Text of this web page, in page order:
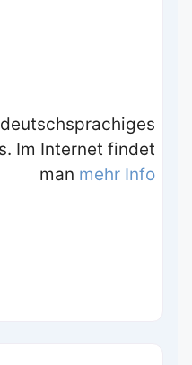
Im Internet findet
man mehr Info